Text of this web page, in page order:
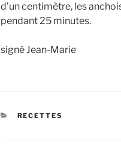
d’un centimètre, les
pendant 25 minutes.
signé Jean-Marie
CATÉGORIES
RECETTES